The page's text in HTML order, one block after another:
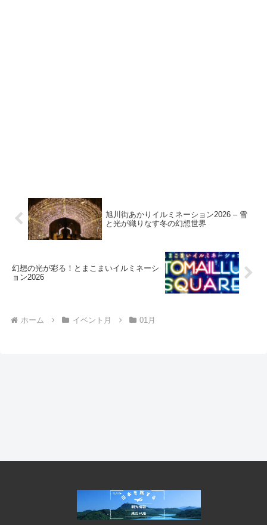
旭川街あかりイルミネーション2026 – 雪
と光が織りなす冬の幻想世界
幻想の光が彩る！とまこまいイルミネーシ
ョン2026
ホーム イベント月 01月